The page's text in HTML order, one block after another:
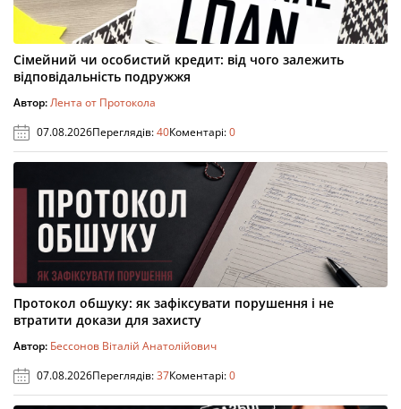
Сімейний чи особистий кредит: від чого залежить
відповідальність подружжя
Автор:Лента от Протокола
07.08.2026Переглядів:40Коментарі:0
Протокол обшуку: як зафіксувати порушення і не
втратити докази для захисту
Автор: Бессонов Віталій Анатолійович
07.08.2026Переглядів:37Коментарі:0